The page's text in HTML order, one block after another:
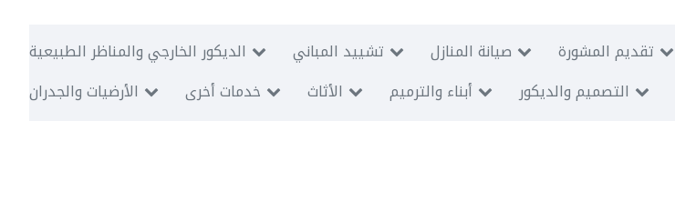
الديكور الخارجي والمناظر الطبيعية تشييد المباني صيانة المنازل تقديم المشورة
الأرضيات والجدران
خدمات أخرى الأثاث أبناء والترميم التصميم والديكور